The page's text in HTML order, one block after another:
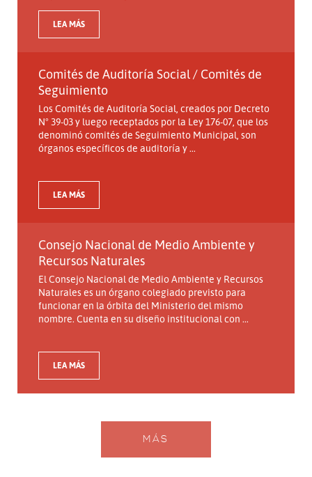
LEA MÁS
Comités de Auditoría Social / Comités de
Seguimiento
Los Comités de Auditoría Social, creados por Decreto
N° 39-03 y luego receptados por la Ley 176-07, que los
denominó comités de Seguimiento Municipal, son
órganos específicos de auditoría y ...
LEA MÁS
Consejo Nacional de Medio Ambiente y
Recursos Naturales
El Consejo Nacional de Medio Ambiente y Recursos
Naturales es un órgano colegiado previsto para
funcionar en la órbita del Ministerio del mismo
nombre. Cuenta en su diseño institucional con ...
LEA MÁS
MÁS